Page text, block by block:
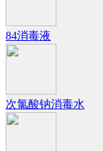
84消毒液
次氯酸钠消毒水